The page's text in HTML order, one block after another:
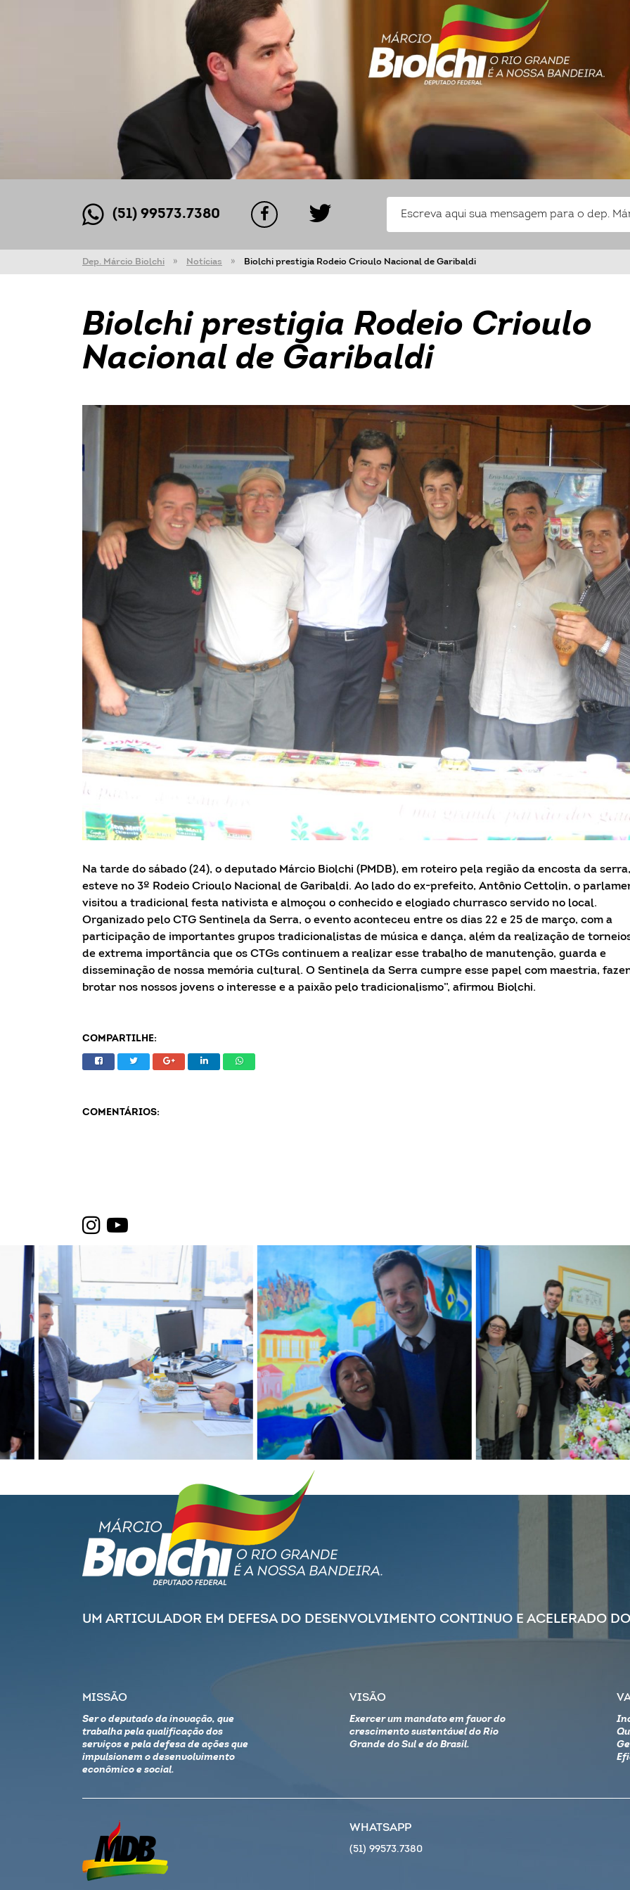
(51) 99573.7380
Dep. Márcio Biolchi Notícias Biolchi prestigia Rodeio Crioulo Nacional de Garibaldi
Biolchi prestigia Rodeio Crioulo
Nacional de Garibaldi
Na tarde do sábado (24), o deputado Márcio Biolchi (PMDB), em roteiro pela região da encosta da serra,
esteve no 3º Rodeio Crioulo Nacional de Garibaldi. Ao lado do ex-prefeito, Antônio Cettolin, o
visitou a tradicional festa nativista e almoçou o conhecido e elogiado churrasco servido no local.
Organizado pelo CTG Sentinela da Serra, o evento aconteceu entre os dias 22 e 25 de março, com a
participação de importantes grupos tradicionalistas de música e dança, além da realização de
de extrema importância que os CTGs continuem a realizar esse trabalho de manutenção, guarda e
disseminação de nossa memória cultural. O Sentinela da Serra cumpre esse papel com maestria,
brotar nos nossos jovens o interesse e a paixão pelo tradicionalismo”, afirmou Biolchi.
COMPARTILHE:
COMENTÁRIOS:
UM ARTICULADOR EM DEFESA DO DESENVOLVIMENTO CONTINUO E ACELERADO
MISSÃO
Ser o deputado da inovação, que
trabalha pela qualificação dos
serviços e pela defesa de ações que
impulsionem o desenvolvimento
econômico e social.
VISÃO
Exercer um mandato em favor do
crescimento sustentável do Rio
Grande do Sul e do Brasil.
WHATSAPP
(51) 99573.7380